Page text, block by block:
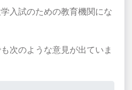
入試のための教育機関にな
次のような意見が出ていま